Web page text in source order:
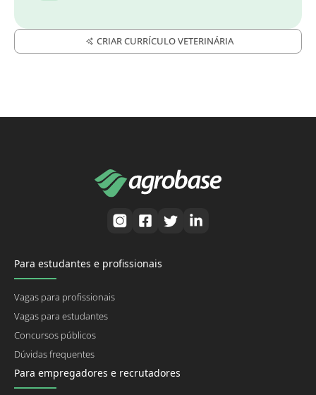
CRIAR CURRÍCULO VETERINÁRIA
Para estudantes e profissionais
Vagas para profissionais
Vagas para estudantes
Concursos públicos
Dúvidas frequentes
Para empregadores e recrutadores